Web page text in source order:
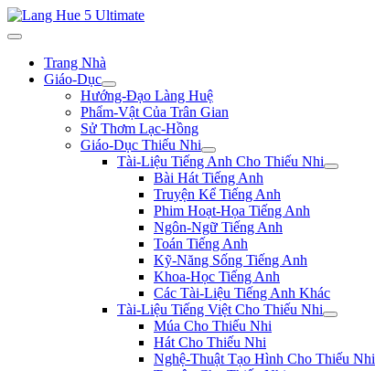
Trang Nhà
Giáo-Dục
Hướng-Đạo Làng Huệ
Phẩm-Vật Của Trân Gian
Sử Thơm Lạc-Hồng
Giáo-Dục Thiếu Nhi
Tài-Liệu Tiếng Anh Cho Thiếu Nhi
Bài Hát Tiếng Anh
Truyện Kể Tiếng Anh
Phim Hoạt-Họa Tiếng Anh
Ngôn-Ngữ Tiếng Anh
Toán Tiếng Anh
Kỹ-Năng Sống Tiếng Anh
Khoa-Học Tiếng Anh
Các Tài-Liệu Tiếng Anh Khác
Tài-Liệu Tiếng Việt Cho Thiếu Nhi
Múa Cho Thiếu Nhi
Hát Cho Thiếu Nhi
Nghệ-Thuật Tạo Hình Cho Thiếu Nhi